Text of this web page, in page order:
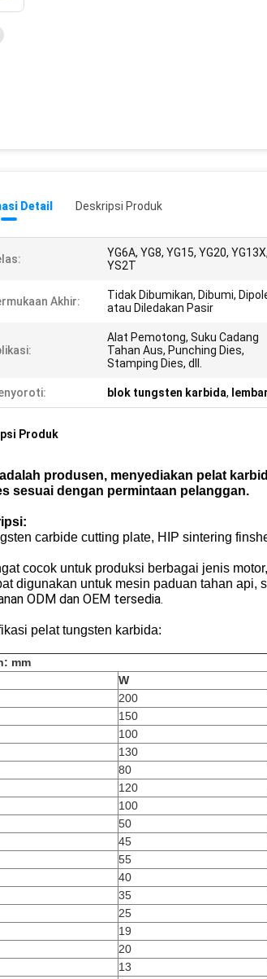
Detail Deskripsi Produk
YG6A, YG8, YG15, YG20, YG13X,
YS2T
Akhir:
Tidak Dibumikan, Dibumi,
atau Diledakan Pasir
Alat Pemotong, Suku Cadang
Tahan Aus, Punching Dies,
Stamping Dies, dll.
blok tungsten karbida,
Produk
produsen, menyediakan pelat
sesuai dengan permintaan pelanggan.
carbide cutting plate, HIP sintering
cocok untuk produksi berbagai jenis
digunakan untuk mesin paduan tahan api,
ODM dan OEM tersedia.
pelat tungsten karbida:
mm
W
200
150
100
130
80
120
100
50
45
55
40
35
25
19
20
13